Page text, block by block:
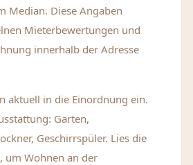
Median. Diese Angaben
Mieterbewertungen und
innerhalb der Adresse
aktuell in die Einordnung ein.
Garten,
Geschirrspüler. Lies die
um Wohnen an der